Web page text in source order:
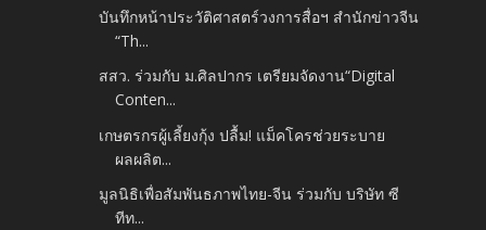
บันทึกหน้าประวัติศาสตร์วงการสื่อฯ สำนักข่าวจีน
“Th...
สสว. ร่วมกับ ม.ศิลปากร เตรียมจัดงาน“Digital
Conten...
เกษตรกรผู้เลี้ยงกุ้ง ปลื้ม! แม็คโครช่วยระบาย
ผลผลิต...
มูลนิธิเพื่อสัมพันธภาพไทย-จีน ร่วมกับ บริษัท ซี
ทีท...